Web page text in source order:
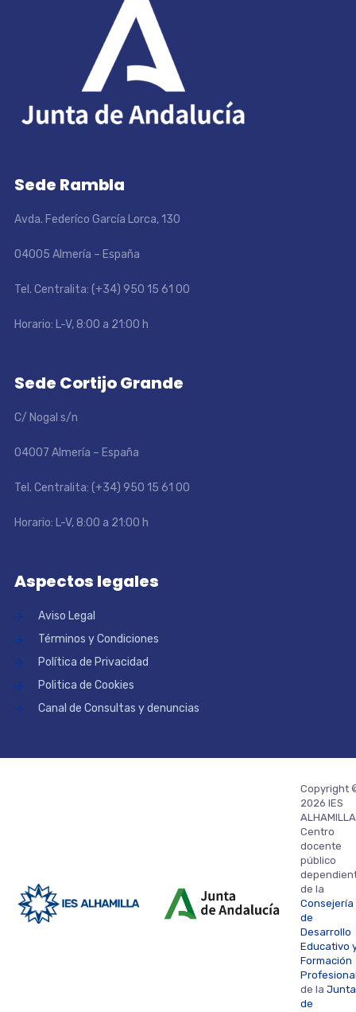
Sede Rambla
Avda. Federíco García Lorca, 130
04005 Almería – España
Tel. Centralita: (+34) 950 15 61 00
Horario: L-V, 8:00 a 21:00 h
Sede Cortijo Grande
C/ Nogal s/n
04007 Almería – España
Tel. Centralita: (+34) 950 15 61 00
Horario: L-V, 8:00 a 21:00 h
Aspectos legales
Aviso Legal
Términos y Condiciones
Política de Privacidad
Politica de Cookies
Canal de Consultas y denuncias
Copyright
2026 IES
Centro
docente
público
de la
Consejería
de
Desarrollo
Educativo
Formación
de la Junta
de